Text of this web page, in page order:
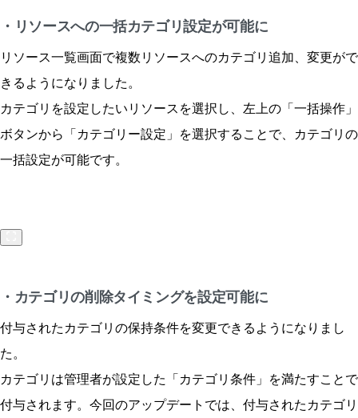
・リソースへの一括カテゴリ設定が可能に
リソース一覧画面で複数リソースへのカテゴリ追加、変更がで
きるようになりました。
カテゴリを設定したいリソースを選択し、左上の「一括操作」
ボタンから「カテゴリー設定」を選択することで、カテゴリの
一括設定が可能です。
・カテゴリの削除タイミングを設定可能に
付与されたカテゴリの保持条件を変更できるようになりまし
た。
カテゴリは管理者が設定した「カテゴリ条件」を満たすことで
付与されます。今回のアップデートでは、付与されたカテゴリ